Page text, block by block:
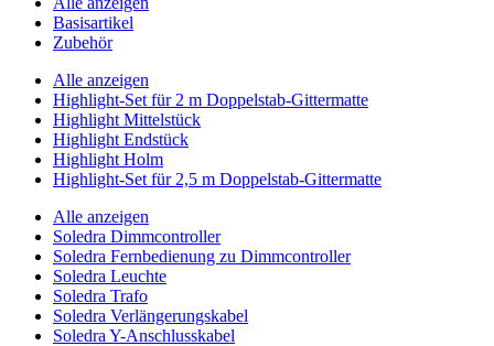
Basisartikel
Zubehör
Alle anzeigen
Highlight-Set für 2 m Doppelstab-Gittermatte
Highlight Mittelstück
Highlight Endstück
Highlight Holm
Highlight-Set für 2,5 m Doppelstab-Gittermatte
Alle anzeigen
Soledra Dimmcontroller
Soledra Fernbedienung zu Dimmcontroller
Soledra Leuchte
Soledra Trafo
Soledra Verlängerungskabel
Soledra Y-Anschlusskabel